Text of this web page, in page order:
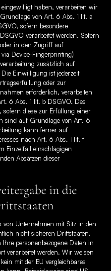
haben, verarbeiten wir
von Art. 6 Abs. 1 lit. a
sofern besondere
verarbeitet werden. Sofern
in den Zugriff auf
Device-Fingerprinting)
zusätzlich auf
Einwilligung ist jederzeit
oder zur
erforderlich, verarbeiten
6 Abs. 1 lit. b DSGVO. Des
sofern diese zur Erfüllung einer
sind auf Grundlage von Art. 6
kann ferner auf
nach Art. 6 Abs. 1 lit. f
Einzelfall einschlägigen
Absätzen dieser
in die
von Unternehmen mit Sitz in den
nicht sicheren Drittstaaten.
personenbezogene Daten in
verarbeitet werden. Wir weisen
mit der EU vergleichbares